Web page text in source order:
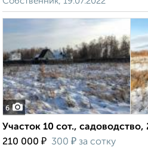
6
Участок 10 сот., садоводство,
210 000 ₽ 300 ₽ за сотку